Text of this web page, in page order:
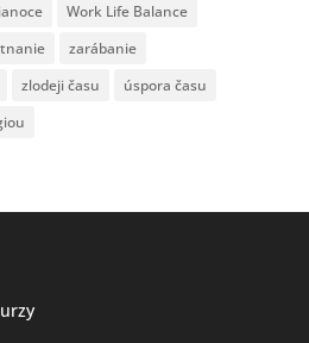
Work Life Balance
zarábanie
zlodeji času
úspora času